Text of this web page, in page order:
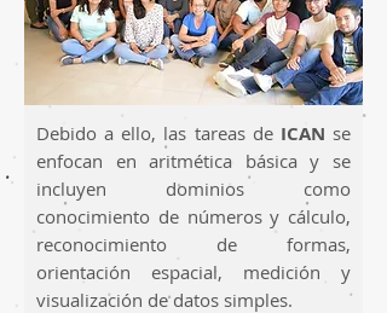
Debido a ello, las tareas de ICAN se
enfocan en aritmética básica y se
incluyen dominios como
conocimiento de números y cálculo,
reconocimiento de formas,
orientación espacial, medición y
visualización de datos simples.